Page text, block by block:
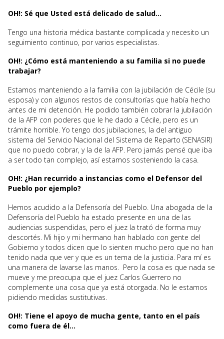
OH!: Sé que Usted está delicado de salud…
Tengo una historia médica bastante complicada y necesito un
seguimiento continuo, por varios especialistas.
OH!: ¿Cómo está manteniendo a su familia si no puede
trabajar?
Estamos manteniendo a la familia con la jubilación de Cécile (su
esposa) y con algunos restos de consultorías que había hecho
antes de mi detención. He podido también cobrar la jubilación
de la AFP con poderes que le he dado a Cécile, pero es un
trámite horrible. Yo tengo dos jubilaciones, la del antiguo
sistema del Servicio Nacional del Sistema de Reparto (SENASIR)
que no puedo cobrar, y la de la AFP. Pero jamás pensé que iba
a ser todo tan complejo, así estamos sosteniendo la casa.
OH!: ¿Han recurrido a instancias como el Defensor del
Pueblo por ejemplo?
Hemos acudido a la Defensoría del Pueblo. Una abogada de la
Defensoría del Pueblo ha estado presente en una de las
audiencias suspendidas, pero el juez la trató de forma muy
descortés. Mi hijo y mi hermano han hablado con gente del
Gobierno y todos dicen que lo sienten mucho pero que no han
tenido nada que ver y que es un tema de la justicia. Para mí es
una manera de lavarse las manos. Pero la cosa es que nada se
mueve y me preocupa que el juez Carlos Guerrero no
complemente una cosa que ya está otorgada. No le estamos
pidiendo medidas sustitutivas.
OH!: Tiene el apoyo de mucha gente, tanto en el país
como fuera de él…